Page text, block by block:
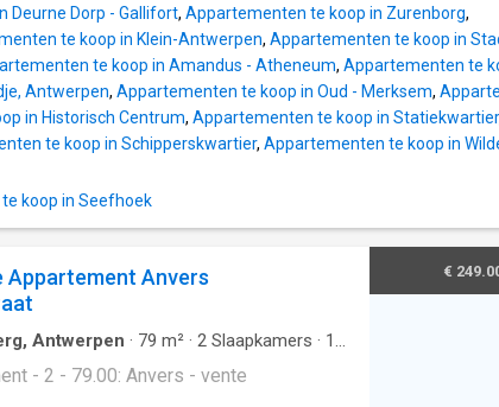
spacieux est situé au premier étage et
agencement pratique. Le salon
à l’avant, offre un espace de vie
de lumière naturelle. Au centre de
se trouve la cuisine, qui assure une
entre le salon et les chambres. À
trouvent trois chambres à part entière,
une famille ou pour ceux qui souhaitent
espace supplémentaire.
toilettes indépendantes et d'
Deurne Dorp - Gallifort, Appartementen te koop in Zurenborg,
te koop in Klein-Antwerpen, Appartementen te koop in
te koop in Amandus - Atheneum, Appartementen te
Antwerpen, Appartementen te koop in Oud - Merksem,
in Historisch Centrum, Appartementen te koop in Statiekwartier
te koop in Schipperskwartier, Appartementen te koop in
te koop in Seefhoek
Appartement Anvers
Antwerpen · 79 m² · 2 Slaapkamers · 1
- 2 - 79.00: Anvers - vente
€